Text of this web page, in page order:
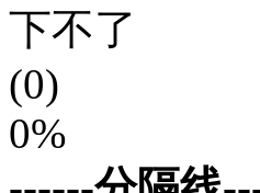
下不了
(0)
0%